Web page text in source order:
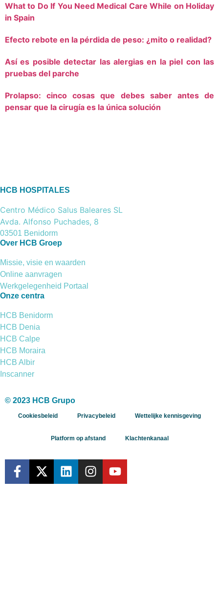
What to Do If You Need Medical Care While on Holiday
in Spain
Efecto rebote en la pérdida de peso: ¿mito o realidad?
Así es posible detectar las alergias en la piel con las
pruebas del parche
Prolapso: cinco cosas que debes saber antes de
pensar que la cirugía es la única solución
HCB HOSPITALES
Centro Médico Salus Baleares SL
Avda. Alfonso Puchades, 8
03501 Benidorm
Over HCB Groep
Missie, visie en waarden
Online aanvragen
Werkgelegenheid Portaal
Onze centra
HCB Benidorm
HCB Denia
HCB Calpe
HCB Moraira
HCB Albir
Inscanner
© 2023 HCB Grupo
Cookiesbeleid Privacybeleid Wettelijke kennisgeving
Platform op afstand Klachtenkanaal